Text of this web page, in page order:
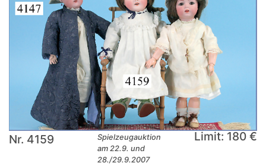
Nr. 4159
Spielzeugauktion
am 22.9. und
28./29.9.2007
Limit: 180 €